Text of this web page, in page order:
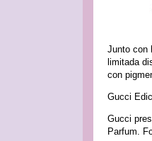
Junto con
limitada
con
Gucci
Gucci
Parfum.